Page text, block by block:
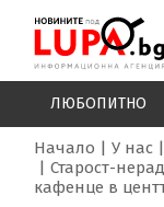
ЛЮБОПИТНО
Начало У нас
Старост-
кафенце в